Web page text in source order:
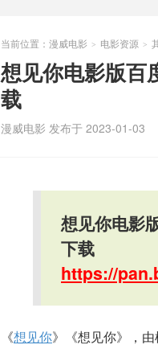
当前位置： 漫威电影 > 电影资源 >
想见你电影版百
载
漫威电影 发布于 2023-01-03
想见你电影
下载
https://
《想见你》《想见你》，由